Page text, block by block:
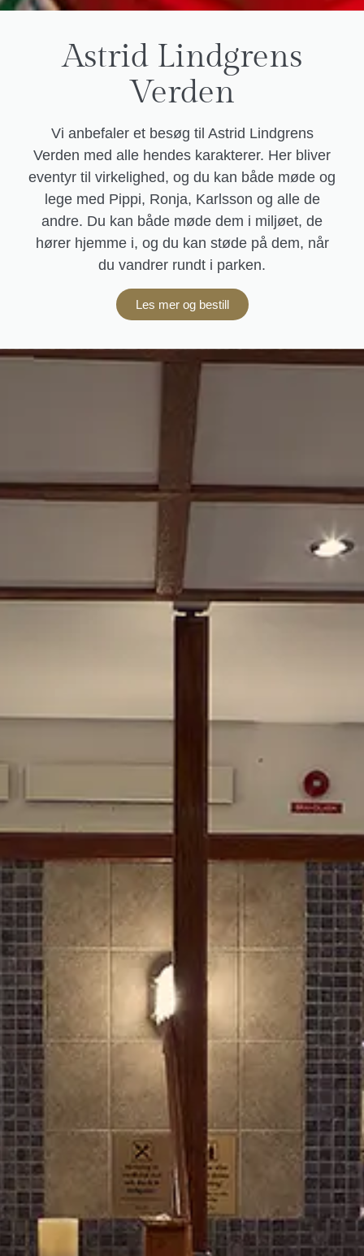
Astrid Lindgrens
Verden
Vi anbefaler et besøg til Astrid Lindgrens
Verden med alle hendes karakterer. Her bliver
eventyr til virkelighed, og du kan både møde og
lege med Pippi, Ronja, Karlsson og alle de
andre. Du kan både møde dem i miljøet, de
hører hjemme i, og du kan støde på dem, når
du vandrer rundt i parken.
Les mer og bestill